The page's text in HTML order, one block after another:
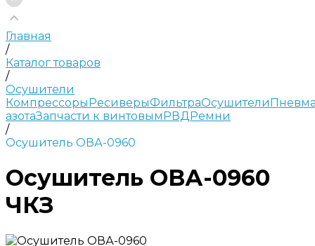
Главная
/
Каталог товаров
/
Осушители
КомпрессорыРесиверыФильтраОсушители
азотаЗапчасти к винтовымРВДРемни
/
Осушитель ОВА-0960
Осушитель ОВА-0960
ЧКЗ